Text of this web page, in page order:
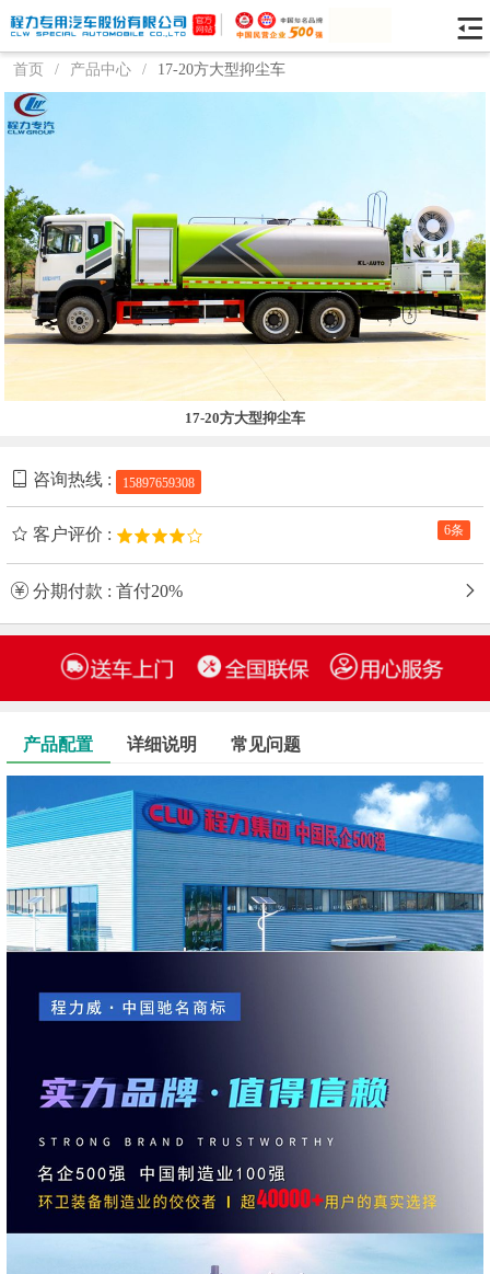
首页 / 产品中心 / 17-20方大型抑尘车
17-20方大型抑尘车
咨询热线 : 15897659308
6条
客户评价 :
分期付款 : 首付20%
产品配置 详细说明 常见问题